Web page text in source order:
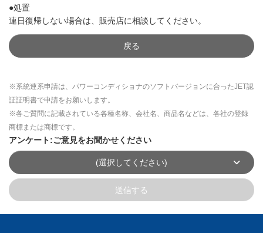
●処置
連日復帰しない場合は、販売店に相談してください。
戻る
※系統連系申請は、パワーコンディショナのソフトバージョンに合ったJET認
証証明書で申請をお願いします。
※各ご質問に記載されている各種名称、会社名、商品名などは、各社の登録
商標または商標です。
アンケート:ご意見をお聞かせください
(選択してください)
送信する